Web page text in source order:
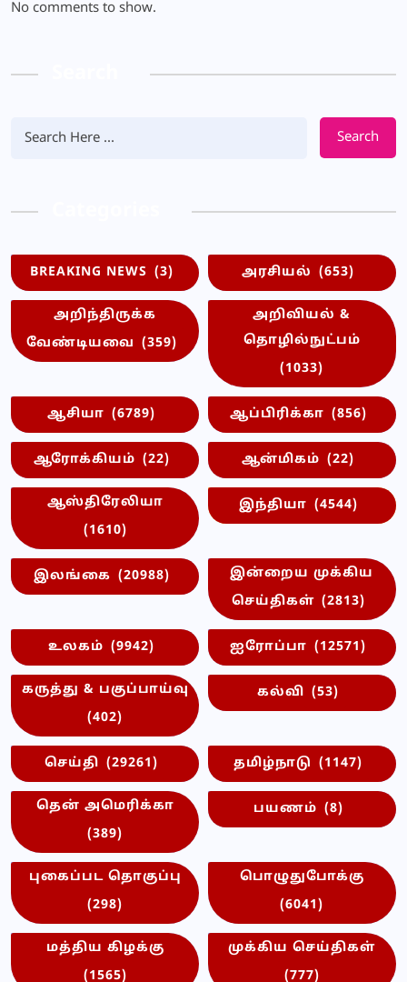
No comments to show.
Search
BREAKING NEWS (3) அரசியல் (653)
அறிந்திருக்க
வேண்டியவை (359)
அறிவியல் &
தொழில்நுட்பம்
(1033)
ஆசியா (6789) ஆப்பிரிக்கா (856)
ஆரோக்கியம் (22) ஆன்மிகம் (22)
ஆஸ்திரேலியா
(1610)
இந்தியா (4544)
இலங்கை (20988)
இன்றைய முக்கிய
செய்திகள் (2813)
உலகம் (9942) ஐரோப்பா (12571)
கருத்து & பகுப்பாய்வு
(402)
கல்வி (53)
செய்தி (29261) தமிழ்நாடு (1147)
தென் அமெரிக்கா
(389)
பயணம் (8)
புகைப்பட தொகுப்பு
(298)
பொழுதுபோக்கு
(6041)
மத்திய கிழக்கு
(1565)
முக்கிய செய்திகள்
(777)